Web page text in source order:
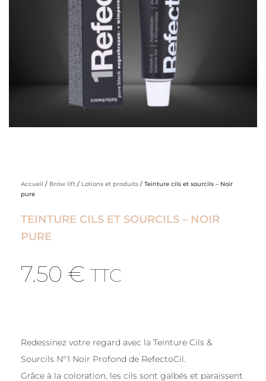
Accueil / Brow lift / Lotions et produits / Teinture cils et sourcils – Noir
pure
TEINTURE CILS ET SOURCILS – NOIR
PURE
7.50 € TTC
Redessinez votre regard avec la Teinture Cils &
Sourcils N°1 Noir Profond de RefectoCil.
Grâce à la coloration, les cils sont galbés et paraissent